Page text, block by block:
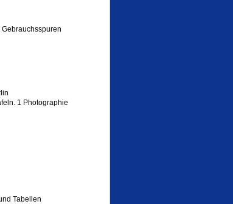
1 Photographie
Tabellen